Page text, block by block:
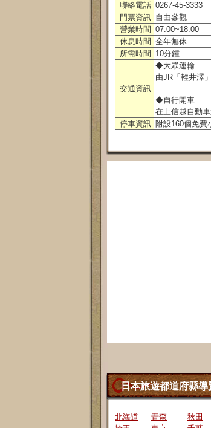
聯絡電話 0267-45-3333
門票資訊 自由參觀
營業時間 07:00~18:00
休息時間 全年無休
所需時間
10分鍾
交通資訊
◆大眾運輸
由JR「輕井澤
◆自行開車
在上信越自動
停車資訊 附設160個免費
日本旅遊都道府縣導
北海道 青森 秋田